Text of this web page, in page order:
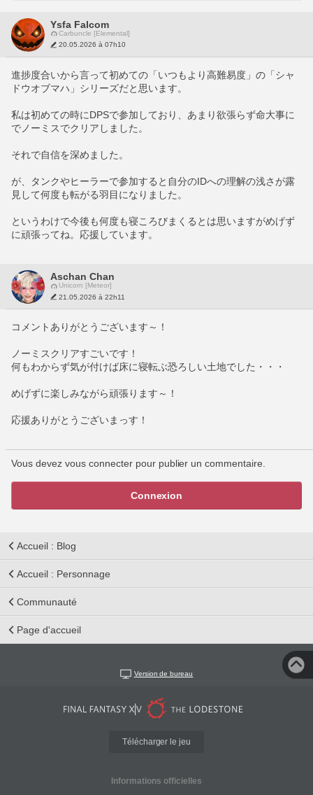
Ysfa Falcom
Carbuncle [Elemental]
20.05.2026 à 07h10
進捗度合いから言って初めての「いつもより高難易度」の「シャ
ドウオブマハ」シリーズだと思います。
私は初めての時にDPSで参加しており、あまり欲張らず命大事に
でノーミスでクリアしました。
それで自信を深めました。
が、タンクやヒーラーで参加すると自分のIDへの理解の浅さが露
見して何度も転がる羽目になりました。
というわけで今後も何度も寝ころびまくるとは思いますがめげず
に頑張ってね。応援しています。
Aschan Chan
Unicorn [Meteor]
21.05.2026 à 22h11
コメントありがとうございます～！
ノーミスクリアすごいです！
何もわからず気が付けば床に寝転ぶ恐ろしい土地でした・・・
めげずに楽しみながら頑張ります～！
応援ありがとうございまっす！
Vous devez vous connecter pour publier un commentaire.
Connexion
Accueil : Blog
Accueil : Personnage
Communauté
Page d'accueil
Version de bureau
Télécharger le jeu
Informations officielles